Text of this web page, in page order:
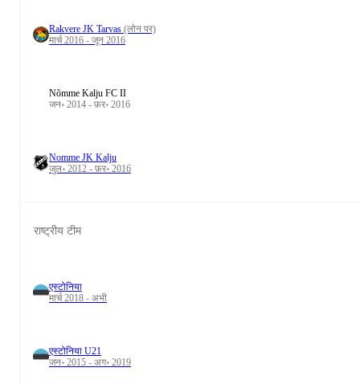
Rakvere JK Tarvas (लोन पर)
मार्च 2016 - जून 2016
Nõmme Kalju FC II
जन॰ 2014 - फ़र॰ 2016
Nomme JK Kalju
जुल॰ 2012 - फ़र॰ 2016
राष्ट्रीय टीम
एस्टोनिया
मार्च 2018 - अभी
एस्टोनिया U21
जन॰ 2015 - अग॰ 2019